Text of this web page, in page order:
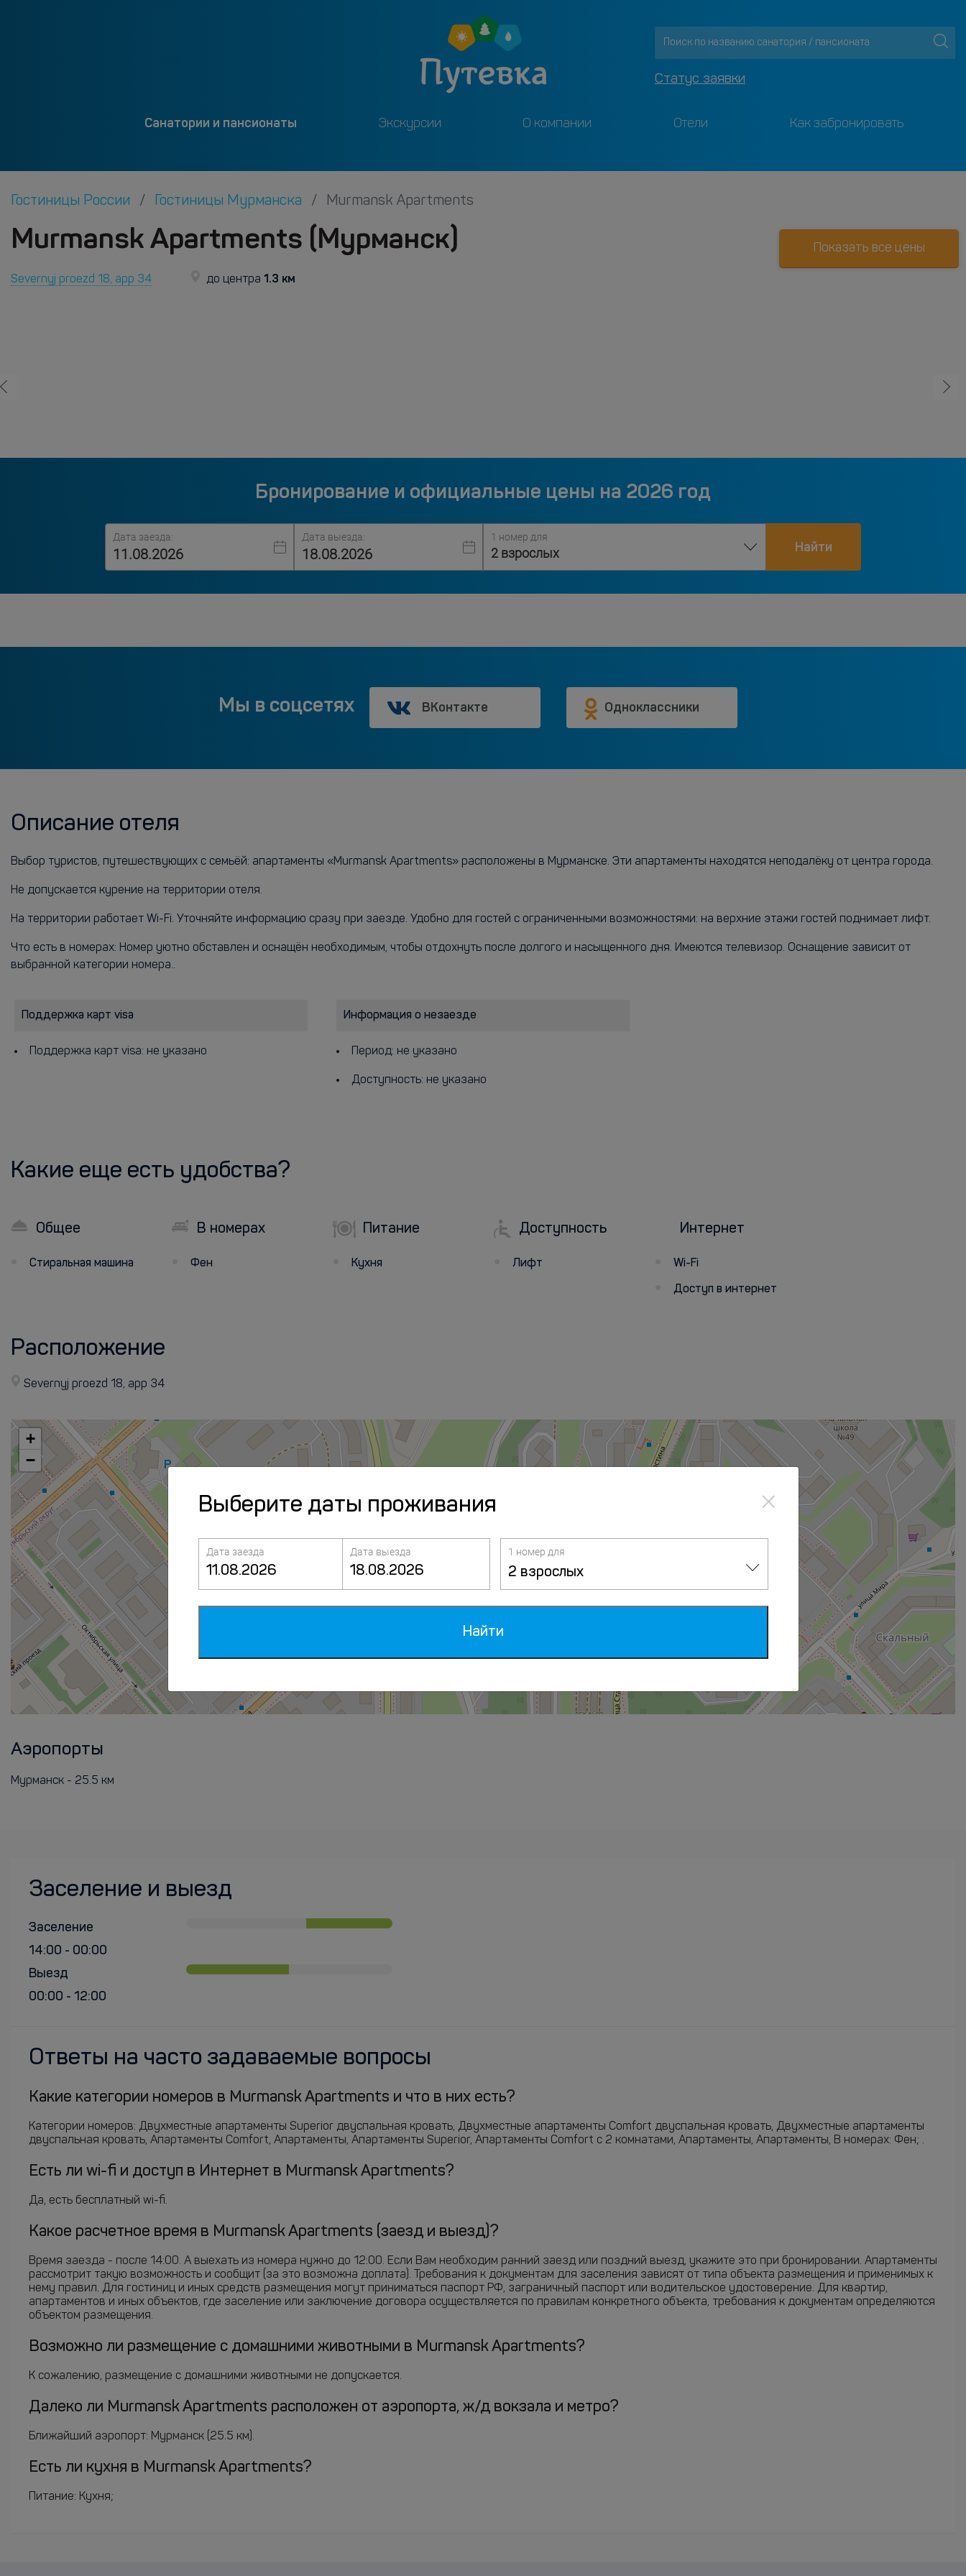
Статус заявки
Санатории и пансионаты Экскурсии О компании Отели Как забронировать
Гостиницы России Гостиницы Мурманска Murmansk Apartments
Murmansk Apartments (Мурманск)
Severnyj proezd 18, app 34 до центра 1.3 км
Показать все цены
Бронирование и официальные цены на 2026 год
Дата заезда: Дата выезда: 1 номер для
2 взрослых Найти
Мы в соцсетях ВКонтакте Одноклассники
Описание отеля
Выбор туристов, путешествующих с семьёй: апартаменты «Murmansk Apartments» расположены в Мурманске. Эти апартаменты находятся неподалёку от центра города.
Не допускается курение на территории отеля.
На территории работает Wi-Fi. Уточняйте информацию сразу при заезде. Удобно для гостей с ограниченными возможностями: на верхние этажи гостей поднимает лифт.
Что есть в номерах: Номер уютно обставлен и оснащён необходимым, чтобы отдохнуть после долгого и насыщенного дня. Имеются телевизор. Оснащение зависит от
выбранной категории номера..
Поддержка карт visa
Поддержка карт visa: не указано
Информация о незаезде
Период: не указано
Доступность: не указано
Какие еще есть удобства?
Общее
Стиральная машина
В номерах
Фен
Питание
Кухня
Доступность
Лифт
Интернет
Wi-Fi
Доступ в интернет
Расположение
Severnyj proezd 18, app 34
+
−
Аэропорты
Мурманск - 25.5 км
Заселение и выезд
Заселение
14:00 - 00:00
Выезд
00:00 - 12:00
Ответы на часто задаваемые вопросы
Какие категории номеров в Murmansk Apartments и что в них есть?
Категории номеров: Двухместные апартаменты Superior двуспальная кровать, Двухместные апартаменты Comfort двуспальная кровать, Двухместные апартаменты
двуспальная кровать, Апартаменты Comfort, Апартаменты, Апартаменты Superior, Апартаменты Comfort с 2 комнатами, Апартаменты, Апартаменты, В номерах: Фен; .
Есть ли wi-fi и доступ в Интернет в Murmansk Apartments?
Да, есть бесплатный wi-fi.
Какое расчетное время в Murmansk Apartments (заезд и выезд)?
Время заезда - после 14:00. А выехать из номера нужно до 12:00. Если Вам необходим ранний заезд или поздний выезд, укажите это при бронировании. Апартаменты
рассмотрит такую возможность и сообщит (за это возможна доплата). Требования к документам для заселения зависят от типа объекта размещения и применимых к
нему правил. Для гостиниц и иных средств размещения могут приниматься паспорт РФ, заграничный паспорт или водительское удостоверение. Для квартир,
апартаментов и иных объектов, где заселение или заключение договора осуществляется по правилам конкретного объекта, требования к документам определяются
объектом размещения.
Возможно ли размещение с домашними животными в Murmansk Apartments?
К сожалению, размещение с домашними животными не допускается.
Далеко ли Murmansk Apartments расположен от аэропорта, ж/д вокзала и метро?
Ближайший аэропорт: Мурманск (25.5 км).
Есть ли кухня в Murmansk Apartments?
Питание: Кухня;
Выберите даты проживания ×
Дата заезда Дата выезда 1 номер для
2 взрослых
Найти